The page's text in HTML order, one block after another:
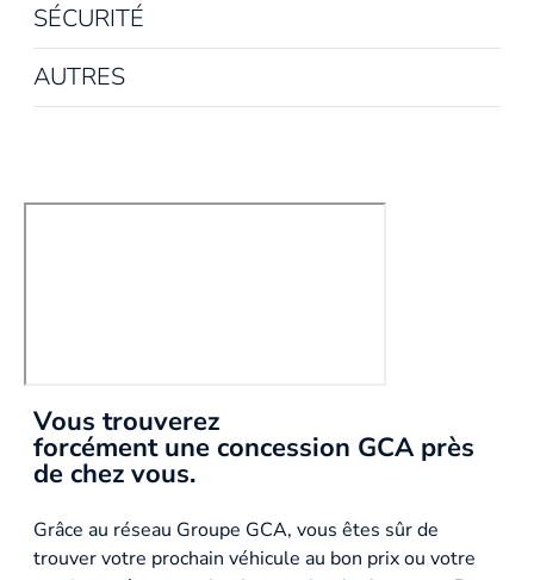
SÉCURITÉ
AUTRES
Vous trouverez
forcément une concession GCA près
de chez vous.
Grâce au réseau Groupe GCA, vous êtes sûr de
trouver votre prochain véhicule au bon prix ou votre